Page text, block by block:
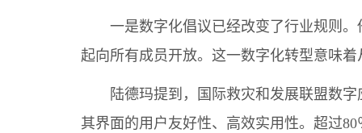
一是数字化倡议已经改变了行业规则
起向所有成员开放。这一数字化转型意味
陆德玛提到，国际救灾和发展联盟数
其界面的用户友好性、高效实用性。超过